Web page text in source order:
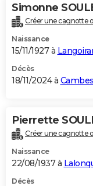
Carte de Noël
Carte Bonne année
Carte Saint-Valentin
Carte Pâques
Carte d'anniversaire
DICTIONNAIRE
Dictionnaire
Biographies
Citations
Expressions
Proverbes
PROGRAMME TV
S'inscrire
Se connecter
Lycées
Collèges
Primaires
Universités
Entreprises
Service militaire
Avis de recherche
AVIS DE DÉCÈS
Bricolage
Lifestyle
Culture
Sport
Auto
Television
Voyage
Cinema
Simonne
Créer une cagnotte
Naissance
15/11/1927 à
Décès
18/11/2024 à Cambes
Pierrette
Créer une cagnotte
Naissance
22/08/1937 à
Décès